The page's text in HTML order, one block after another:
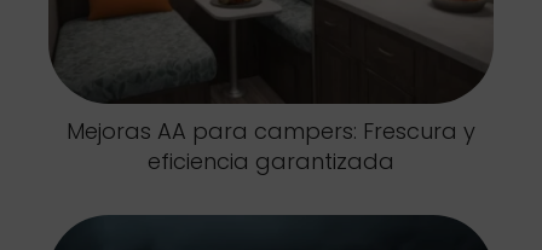
Mejoras AA para campers: Frescura y
eficiencia garantizada